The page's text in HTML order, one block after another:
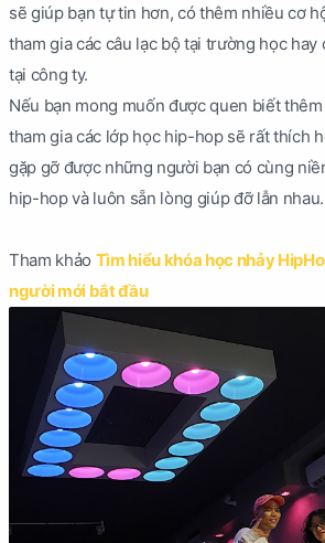
sẽ giúp bạn tự tin hơn, có thêm nhiều cơ
tham gia các câu lạc bộ tại trường học
tại công ty.
Nếu bạn mong muốn được quen biết
tham gia các lớp học hip-hop sẽ rất thích
gặp gỡ được những người bạn có cùng
hip-hop và luôn sẵn lòng giúp đỡ lẫn nhau.
Tham khảo Tìm hiểu khóa học nhảy
người mới bắt đầu